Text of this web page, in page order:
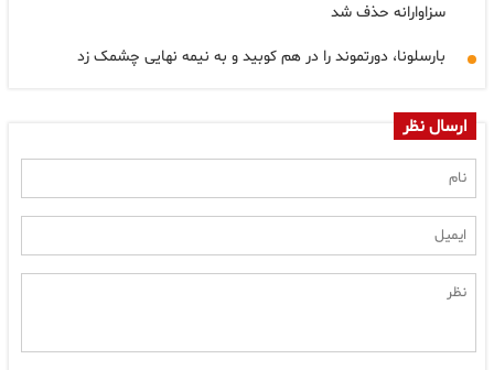
سزاوارانه حذف شد
بارسلونا، دورتموند را در هم کوبید و به نیمه نهایی چشمک زد
ارسال نظر